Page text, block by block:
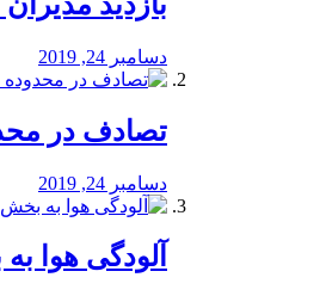
دسامبر 24, 2019
تصادف در
دسامبر 24, 2019
آلودگی هوا